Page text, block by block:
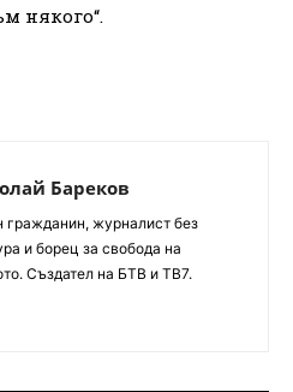
някого“.
Бареков
гражданин, журналист без
и борец за свобода на
Създател на БТВ и ТВ7.